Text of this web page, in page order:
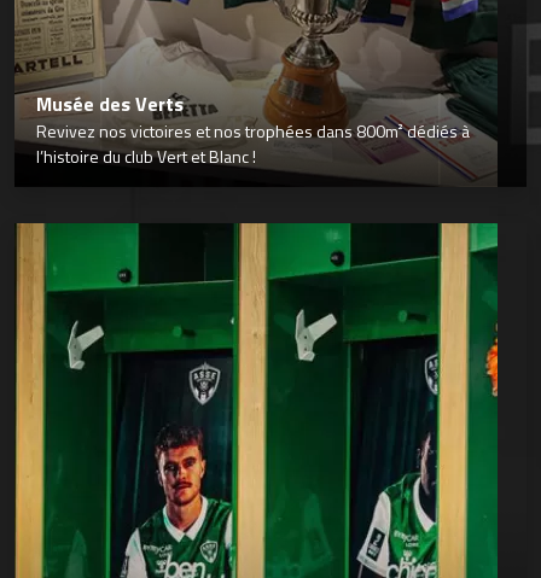
Musée des Verts
Revivez nos victoires et nos trophées dans 800m² dédiés à
l’histoire du club Vert et Blanc !